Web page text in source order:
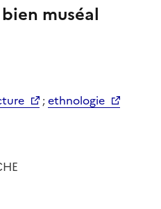
muséal
;ethnologie